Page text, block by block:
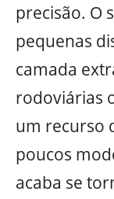
precisão. O
pequenas
camada
rodoviárias
um recurso
poucos
acaba se